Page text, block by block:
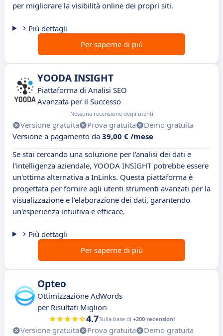
per migliorare la visibilità online dei propri siti.
Più dettagli
Per saperne di più
YOODA INSIGHT
Piattaforma di Analisi SEO
Avanzata per il Successo
Nessuna recensione degli utenti
Versione gratuita Prova gratuita
Demo gratuita
Versione a pagamento da 39,00 € /mese
Se stai cercando una soluzione per l'analisi dei dati e
l'intelligenza aziendale, YOODA INSIGHT potrebbe essere
un'ottima alternativa a InLinks. Questa piattaforma è
progettata per fornire agli utenti strumenti avanzati per la
visualizzazione e l'elaborazione dei dati, garantendo
un'esperienza intuitiva e efficace.
Più dettagli
Per saperne di più
Opteo
Ottimizzazione AdWords
per Risultati Migliori
4.7Sulla base di +200 recensioni
Versione gratuita Prova gratuita
Demo gratuita